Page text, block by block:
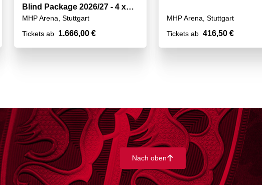
Blind Package 2026/27 - 4 x
VIP
MHP Arena, Stuttgart
Tickets ab 1.666,00 €
MHP Arena, Stuttgart
Tickets ab 416,50 €
Nach oben􀄨